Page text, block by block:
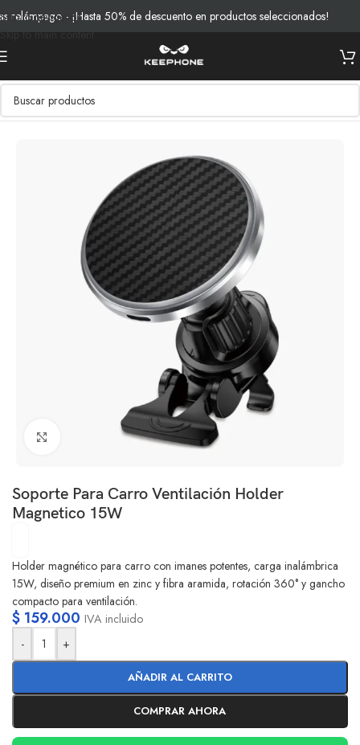
Skip to navigation
Skip to main content
- ¡Hasta 50% de descuento en productos seleccionados!
Inicio/Productos/Soportes
Clic para ampliar
Soporte Para Carro Ventilación Holder
Magnetico 15W
Holder magnético para carro con imanes potentes, carga inalámbrica
15W, diseño premium en zinc y fibra aramida, rotación 360° y gancho
compacto para ventilación.
$ 159.000 IVA incluido
-
+
AÑADIR AL CARRITO
COMPRAR AHORA